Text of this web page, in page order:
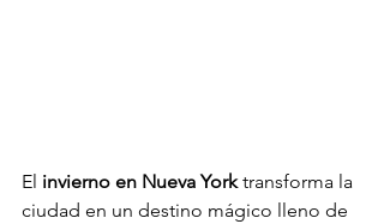
El invierno en Nueva York transforma la
ciudad en un destino mágico lleno de